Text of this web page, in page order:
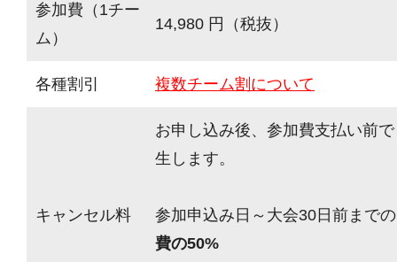
参加費（1チー
ム）
14,980 円（税抜）
各種割引 複数チーム割について
キャンセル料
お申し込み後、参加費支払い前
生します。
参加申込み日～大会30日前まで
費の50%